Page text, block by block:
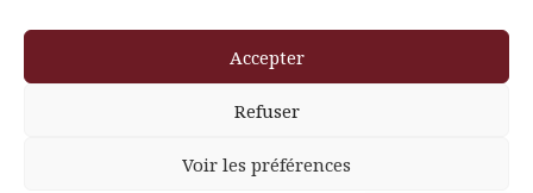
Accepter
Refuser
Voir les préférences
Themeisle